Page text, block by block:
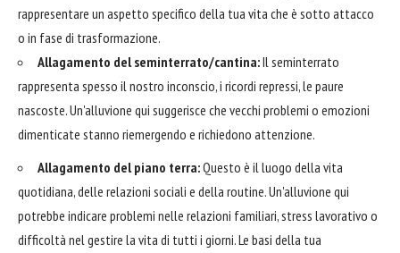
rappresentare un aspetto specifico della tua vita che è sotto attacco
o in fase di trasformazione.
Allagamento del seminterrato/cantina:Il seminterrato
rappresenta spesso il nostro inconscio, i ricordi repressi, le paure
nascoste. Un'alluvione qui suggerisce che vecchi problemi o emozioni
dimenticate stanno riemergendo e richiedono attenzione.
Allagamento del piano terra:Questo è il luogo della vita
quotidiana, delle relazioni sociali e della routine. Un'alluvione qui
potrebbe indicare problemi nelle relazioni familiari, stress lavorativo o
difficoltà nel gestire la vita di tutti i giorni. Le basi della tua